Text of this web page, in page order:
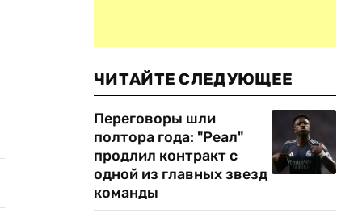
ЧИТАЙТЕ СЛЕДУЮЩЕЕ
Переговоры шли
полтора года: "Реал"
продлил контракт с
одной из главных звезд
команды